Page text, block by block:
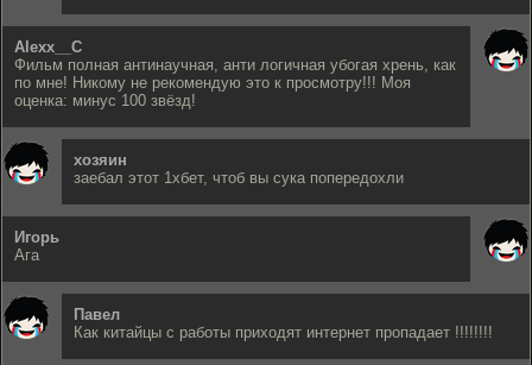
Alexx__C
Фильм полная антинаучная, анти логичная убогая хрень, как
по мне! Никому не рекомендую это к просмотру!!! Моя
оценка: минус 100 звёзд!
хозяин
заебал этот 1хбет, чтоб вы сука попередохли
Игорь
Ага
Павел
Как китайцы с работы приходят интернет пропадает !!!!!!!!